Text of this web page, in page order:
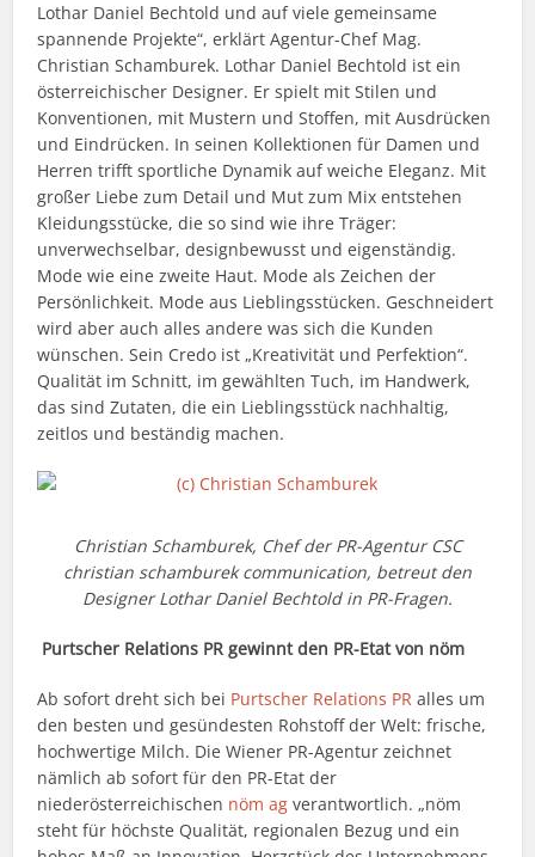
Lothar Daniel Bechtold und auf viele gemeinsame
spannende Projekte“, erklärt Agentur-Chef Mag.
Christian Schamburek. Lothar Daniel Bechtold ist ein
österreichischer Designer. Er spielt mit Stilen und
Konventionen, mit Mustern und Stoffen, mit Ausdrücken
und Eindrücken. In seinen Kollektionen für Damen und
Herren trifft sportliche Dynamik auf weiche Eleganz. Mit
großer Liebe zum Detail und Mut zum Mix entstehen
Kleidungsstücke, die so sind wie ihre Träger:
unverwechselbar, designbewusst und eigenständig.
Mode wie eine zweite Haut. Mode als Zeichen der
Persönlichkeit. Mode aus Lieblingsstücken. Geschneidert
wird aber auch alles andere was sich die Kunden
wünschen. Sein Credo ist „Kreativität und Perfektion“.
Qualität im Schnitt, im gewählten Tuch, im Handwerk,
das sind Zutaten, die ein Lieblingsstück nachhaltig,
zeitlos und beständig machen.
Christian Schamburek, Chef der PR-Agentur CSC
christian schamburek communication, betreut den
Designer Lothar Daniel Bechtold in PR-Fragen.
Purtscher Relations PR gewinnt den PR-Etat von nöm
Ab sofort dreht sich bei Purtscher Relations PR alles um
den besten und gesündesten Rohstoff der Welt: frische,
hochwertige Milch. Die Wiener PR-Agentur zeichnet
nämlich ab sofort für den PR-Etat der
niederösterreichischen nöm agverantwortlich. „nöm
steht für höchste Qualität, regionalen Bezug und ein